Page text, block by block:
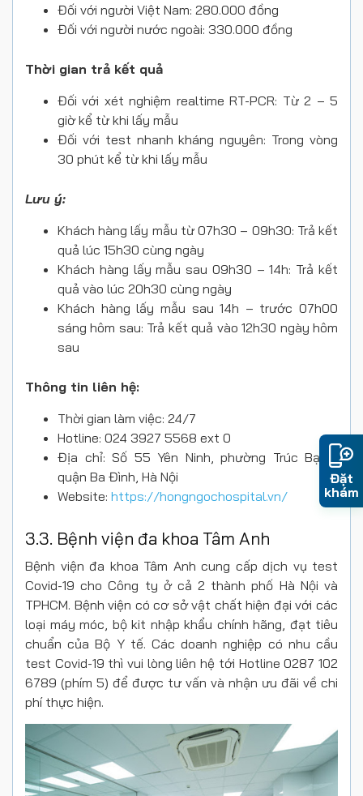
Đối với người Việt Nam: 280.000 đồng
Đối với người nước ngoài: 330.000 đồng
Thời gian trả kết quả
Đối với xét nghiệm realtime RT-PCR: Từ 2 – 5
giờ kể từ khi lấy mẫu
Đối với test nhanh kháng nguyên: Trong vòng
30 phút kể từ khi lấy mẫu
Lưu ý:
Khách hàng lấy mẫu từ 07h30 – 09h30: Trả kết
quả lúc 15h30 cùng ngày
Khách hàng lấy mẫu sau 09h30 – 14h: Trả kết
quả vào lúc 20h30 cùng ngày
Khách hàng lấy mẫu sau 14h – trước 07h00
sáng hôm sau: Trả kết quả vào 12h30 ngày hôm
sau
Thông tin liên hệ:
Thời gian làm việc: 24/7
Hotline: 024 3927 5568 ext 0
Địa chỉ: Số 55 Yên Ninh, phường Trúc Bạch,
quận Ba Đình, Hà Nội
Website: https://hongngochospital.vn/
3.3. Bệnh viện đa khoa Tâm Anh
Bệnh viện đa khoa Tâm Anh cung cấp dịch vụ test
Covid-19 cho Công ty ở cả 2 thành phố Hà Nội và
TPHCM. Bệnh viện có cơ sở vật chất hiện đại với các
loại máy móc, bộ kit nhập khẩu chính hãng, đạt tiêu
chuẩn của Bộ Y tế. Các doanh nghiệp có nhu cầu
test Covid-19 thì vui lòng liên hệ tới Hotline 0287 102
6789 (phím 5) để được tư vấn và nhận ưu đãi về chi
phí thực hiện.
Đặt
khám